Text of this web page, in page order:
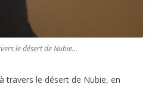
le désert de Nubie…
travers le désert de Nubie, en